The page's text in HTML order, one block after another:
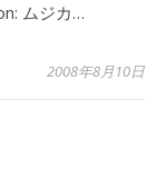
ムジカ…
2008年8月10日